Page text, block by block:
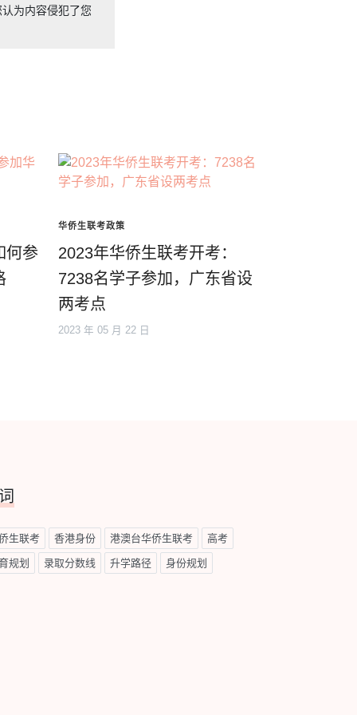
为内容侵犯了您
何参
华侨生联考政策
2023年华侨生联考开考：
7238名学子参加，广东省设
两考点
2023 年 05 月 22 日
生联考 香港身份 港澳台华侨生联考 高考
规划 录取分数线 升学路径 身份规划